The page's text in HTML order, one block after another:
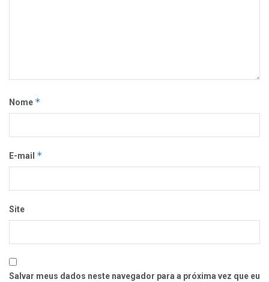
Nome *
E-mail *
Site
Salvar meus dados neste navegador para a próxima vez que eu